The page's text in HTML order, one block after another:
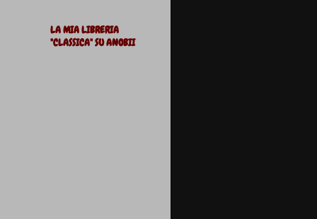
LA MIA LIBRERIA
"CLASSICA" SU ANOBII